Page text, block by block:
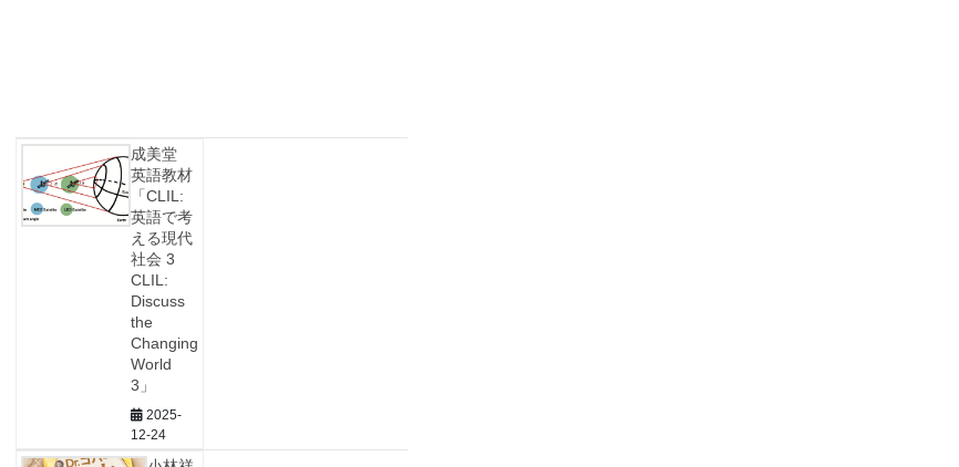
成美堂
英語教材
「CLIL:
英語で考
える現代
社会 3
CLIL:
Discuss
the
Changing
World
3」
2025-
12-24